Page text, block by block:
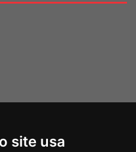
site usa